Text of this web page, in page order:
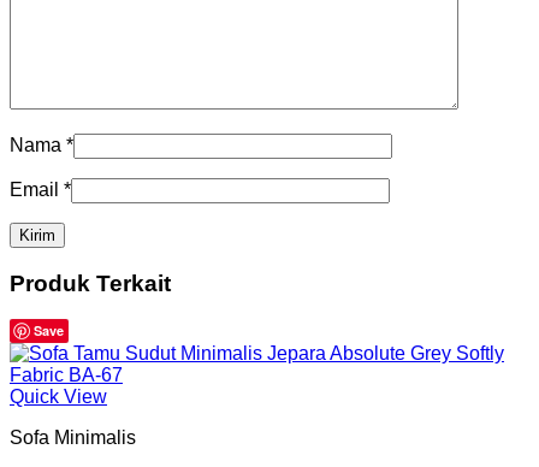
Nama *
Email *
Produk Terkait
Save
Quick View
Sofa Minimalis